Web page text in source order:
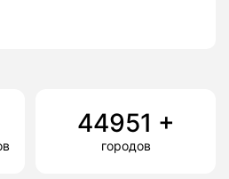
44951 +
городов